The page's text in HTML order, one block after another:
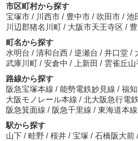
市区町村から探す
宝塚市 / 川西市 / 豊中市 / 吹田市 / 池
川辺郡猪名川町 / 大阪市天王寺区 /
町名から探す
水明台 / 清和台西 / 逆瀬台 / 井口堂 /
武庫川町 / 安倉中 / 上新田 / 雲雀丘山
路線から探す
阪急宝塚本線 / 能勢電鉄妙見線 / 福
大阪モノレール本線 / 北大阪急行電鉄
阪急箕面線 / 阪急千里線 / 東海道本線
駅から探す
山下 / 畦野 / 桜井 / 宝塚 / 石橋阪大前 /